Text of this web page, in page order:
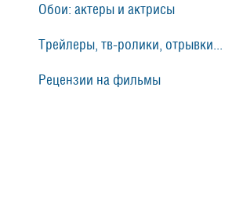
Обои: актеры и актрисы
Трейлеры, тв-ролики, отрывки...
Рецензии на фильмы